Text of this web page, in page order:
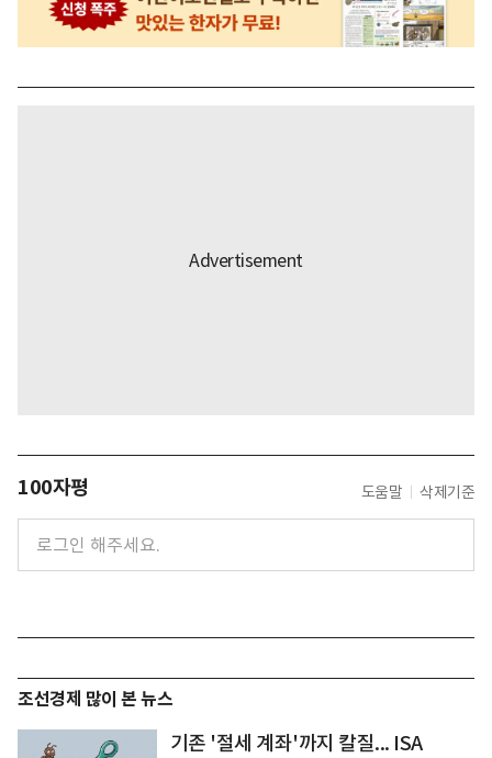
100자평 도움말 삭제기준
조선경제 많이 본 뉴스
기존 '절세 계좌'까지 칼질... ISA